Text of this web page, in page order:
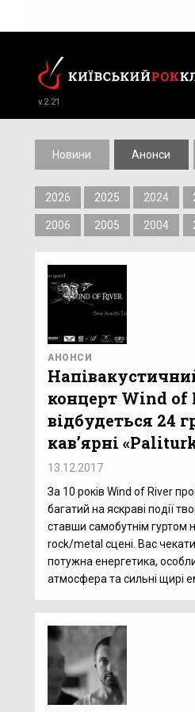
v.2.21
Новини Анонси
2026 2025 2024
2006 2005 2004
АНОНСИ
концерт Wind of
відбудеться 24
кав’ярні
13.12.2017
За 10 років Wind of River
багатий на яскраві події
ставши самобутнім гуртом
rock/metal сцені. Вас
потужна енергетика,
атмосфера та сильні щирі